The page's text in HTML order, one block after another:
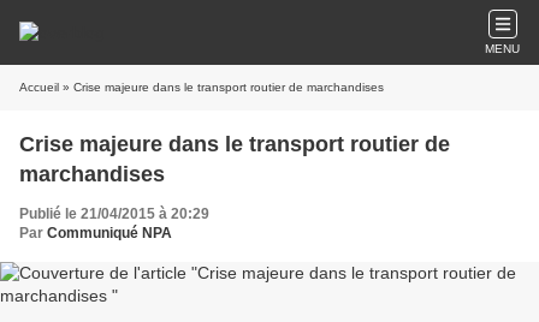
MENU
Accueil » Crise majeure dans le transport routier de marchandises
Crise majeure dans le transport routier de
marchandises
Publié le 21/04/2015 à 20:29
Par Communiqué NPA